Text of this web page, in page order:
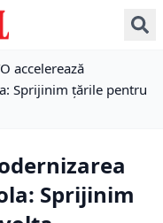
accelerează
Sprijinim ţările pentru
Sprijinim